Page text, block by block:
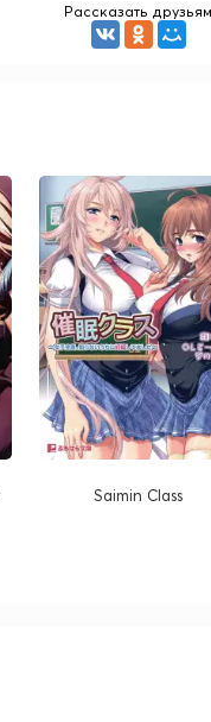
Рассказать друзьям
Saimin Class